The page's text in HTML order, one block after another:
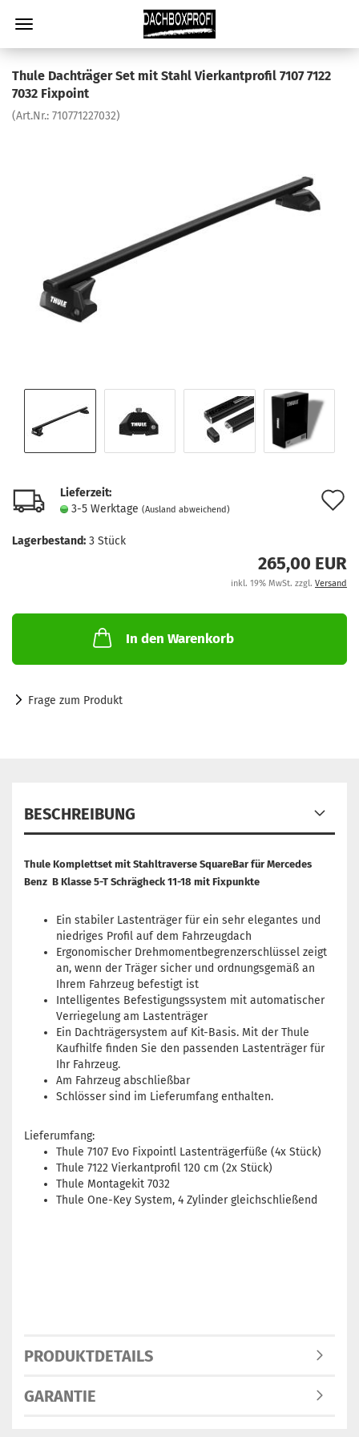
Thule Dachträger Set mit Stahl Vierkantprofil 7107 7122
7032 Fixpoint
(Art.Nr.: 710771227032)
Lieferzeit:
3-5 Werktage (Ausland abweichend)
Lagerbestand: 3 Stück
265,00 EUR
inkl. 19% MwSt. zzgl. Versand
In den Warenkorb
Frage zum Produkt
BESCHREIBUNG
Thule Komplettset mit Stahltraverse SquareBar für Mercedes
Benz B Klasse 5-T Schrägheck 11-18 mit Fixpunkte
Ein stabiler Lastenträger für ein sehr elegantes und
niedriges Profil auf dem Fahrzeugdach
Ergonomischer Drehmomentbegrenzerschlüssel zeigt
an, wenn der Träger sicher und ordnungsgemäß an
Ihrem Fahrzeug befestigt ist
Intelligentes Befestigungssystem mit automatischer
Verriegelung am Lastenträger
Ein Dachträgersystem auf Kit-Basis. Mit der Thule
Kaufhilfe finden Sie den passenden Lastenträger für
Ihr Fahrzeug.
Am Fahrzeug abschließbar
Schlösser sind im Lieferumfang enthalten.
Lieferumfang:
Thule 7107 Evo Fixpointl Lastenträgerfüße (4x Stück)
Thule 7122 Vierkantprofil 120 cm (2x Stück)
Thule Montagekit 7032
Thule One-Key System, 4 Zylinder gleichschließend
PRODUKTDETAILS
GARANTIE